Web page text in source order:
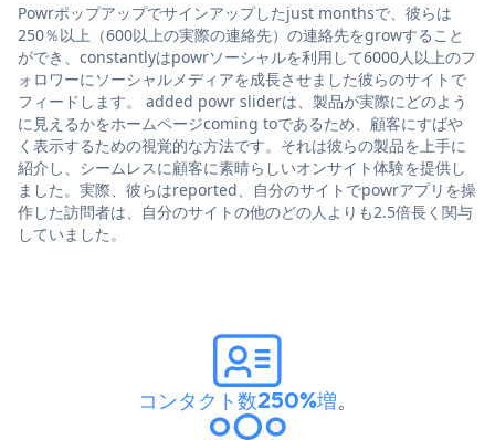
Powrポップアップでサインアップしたjust monthsで、彼らは
250％以上（600以上の実際の連絡先）の連絡先をgrowすること
ができ、constantlyはpowrソーシャルを利用して6000人以上のフ
ォロワーにソーシャルメディアを成長させました彼らのサイトで
フィードします。 added powr sliderは、製品が実際にどのよう
に見えるかをホームページcoming toであるため、顧客にすばや
く表示するための視覚的な方法です。それは彼らの製品を上手に
紹介し、シームレスに顧客に素晴らしいオンサイト体験を提供し
ました。実際、彼らはreported、自分のサイトでpowrアプリを操
作した訪問者は、自分のサイトの他のどの人よりも2.5倍長く関与
していました。
コンタクト数250%増。